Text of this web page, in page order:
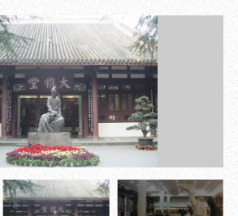
杜甫草堂文创馆
文创精品
数字文创
IP授权
草堂艺术中心
文创咨询
景点
茅屋景区
唐代遗址